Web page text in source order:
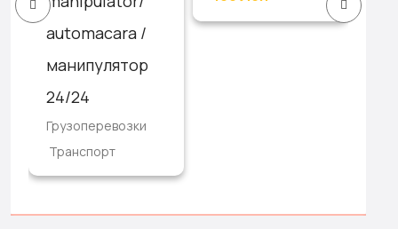
automacara /
манипулятор
24/24
Грузоперевозки
Транспорт